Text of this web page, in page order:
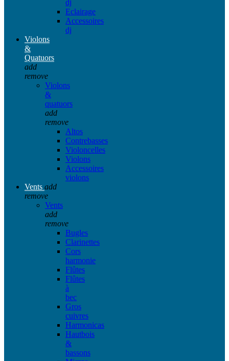
dj
Eclairage
Accessoires
dj
Violons
&
Quatuors
add
remove
Violons
&
quatuors
add
remove
Altos
Contrebasses
Violoncelles
Violons
Accessoires
violons
Vents add
remove
Vents
add
remove
Bugles
Clarinettes
Cors
harmonie
Flûtes
Flûtes
à
bec
Gros
cuivres
Harmonicas
Hautbois
&
bassons